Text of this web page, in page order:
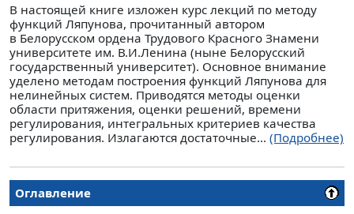
В настоящей книге изложен курс лекций по методу
функций Ляпунова, прочитанный автором
в Белорусском ордена Трудового Красного Знамени
университете им. В.И.Ленина (ныне Белорусский
государственный университет). Основное внимание
уделено методам построения функций Ляпунова для
нелинейных систем. Приводятся методы оценки
области притяжения, оценки решений, времени
регулирования, интегральных критериев качества
регулирования. Излагаются достаточные... (Подробнее)
Оглавление